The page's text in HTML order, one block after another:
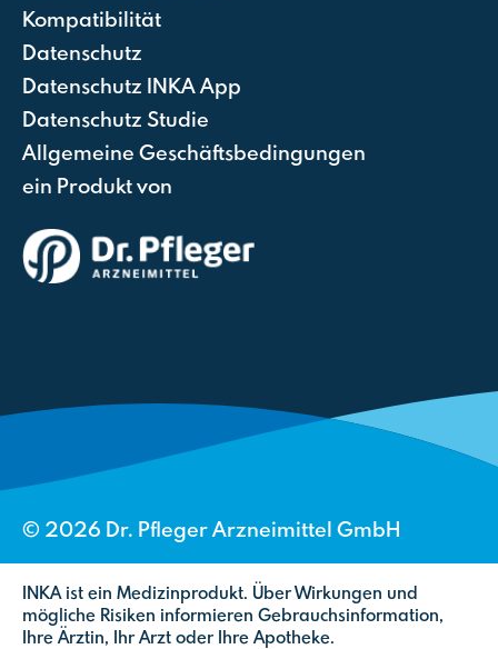
Kompatibilität
Datenschutz
Datenschutz INKA App
Datenschutz Studie
Allgemeine Geschäftsbedingungen
ein Produkt von
© 2026 Dr. Pfleger Arzneimittel GmbH
INKA ist ein Medizinprodukt. Über Wirkungen und
mögliche Risiken informieren Gebrauchsinformation,
Ihre Ärztin, Ihr Arzt oder Ihre Apotheke.